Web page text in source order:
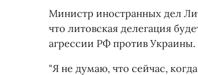
Министр иностранных дел
что литовская делегация
агрессии РФ против Украины.
"Я не думаю, что сейчас,